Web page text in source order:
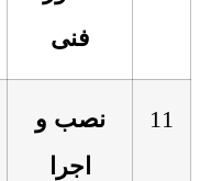
فنی
11
نصب و
اجرا